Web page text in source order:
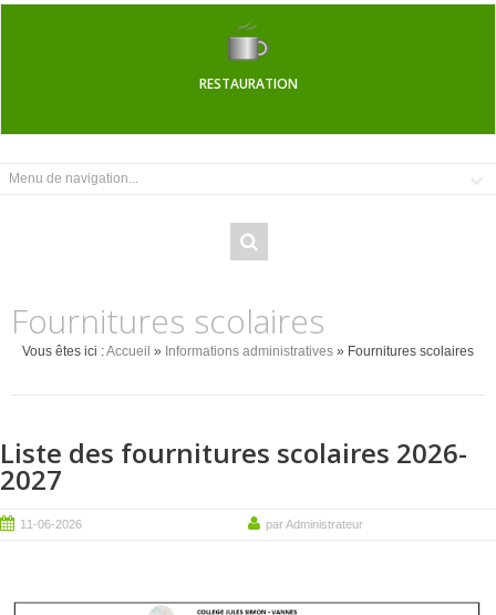
RESTAURATION
Fournitures scolaires
Vous êtes ici :Accueil » Informations administratives » Fournitures scolaires
Liste des fournitures scolaires 2026-
2027
11-06-2026 par Administrateur